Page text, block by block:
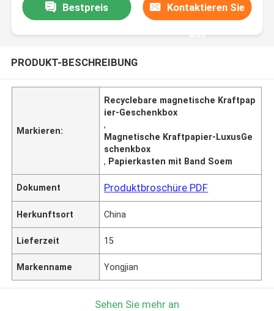
Bestpreis Kontaktieren Sie
uns
PRODUKT-BESCHREIBUNG
Markieren:
Recyclebare magnetische Kraftpap
ier-Geschenkbox
,
Magnetische Kraftpapier-LuxusGe
schenkbox
, Papierkasten mit Band Soem
Dokument Produktbroschüre PDF
Herkunftsort China
Lieferzeit 15
Markenname Yongjian
Sehen Sie mehr an